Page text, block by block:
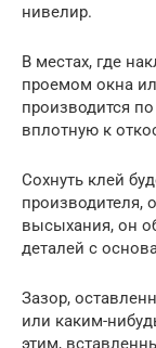
нивелир.
В местах, где
проемом окна
производится
вплотную к
Сохнуть клей
производителя,
высыхания, он
деталей с
Зазор,
или каким-
этим,